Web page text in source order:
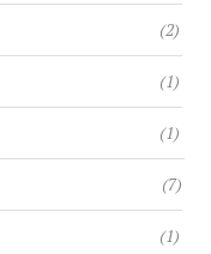
(2)
(1)
(1)
(7)
(1)